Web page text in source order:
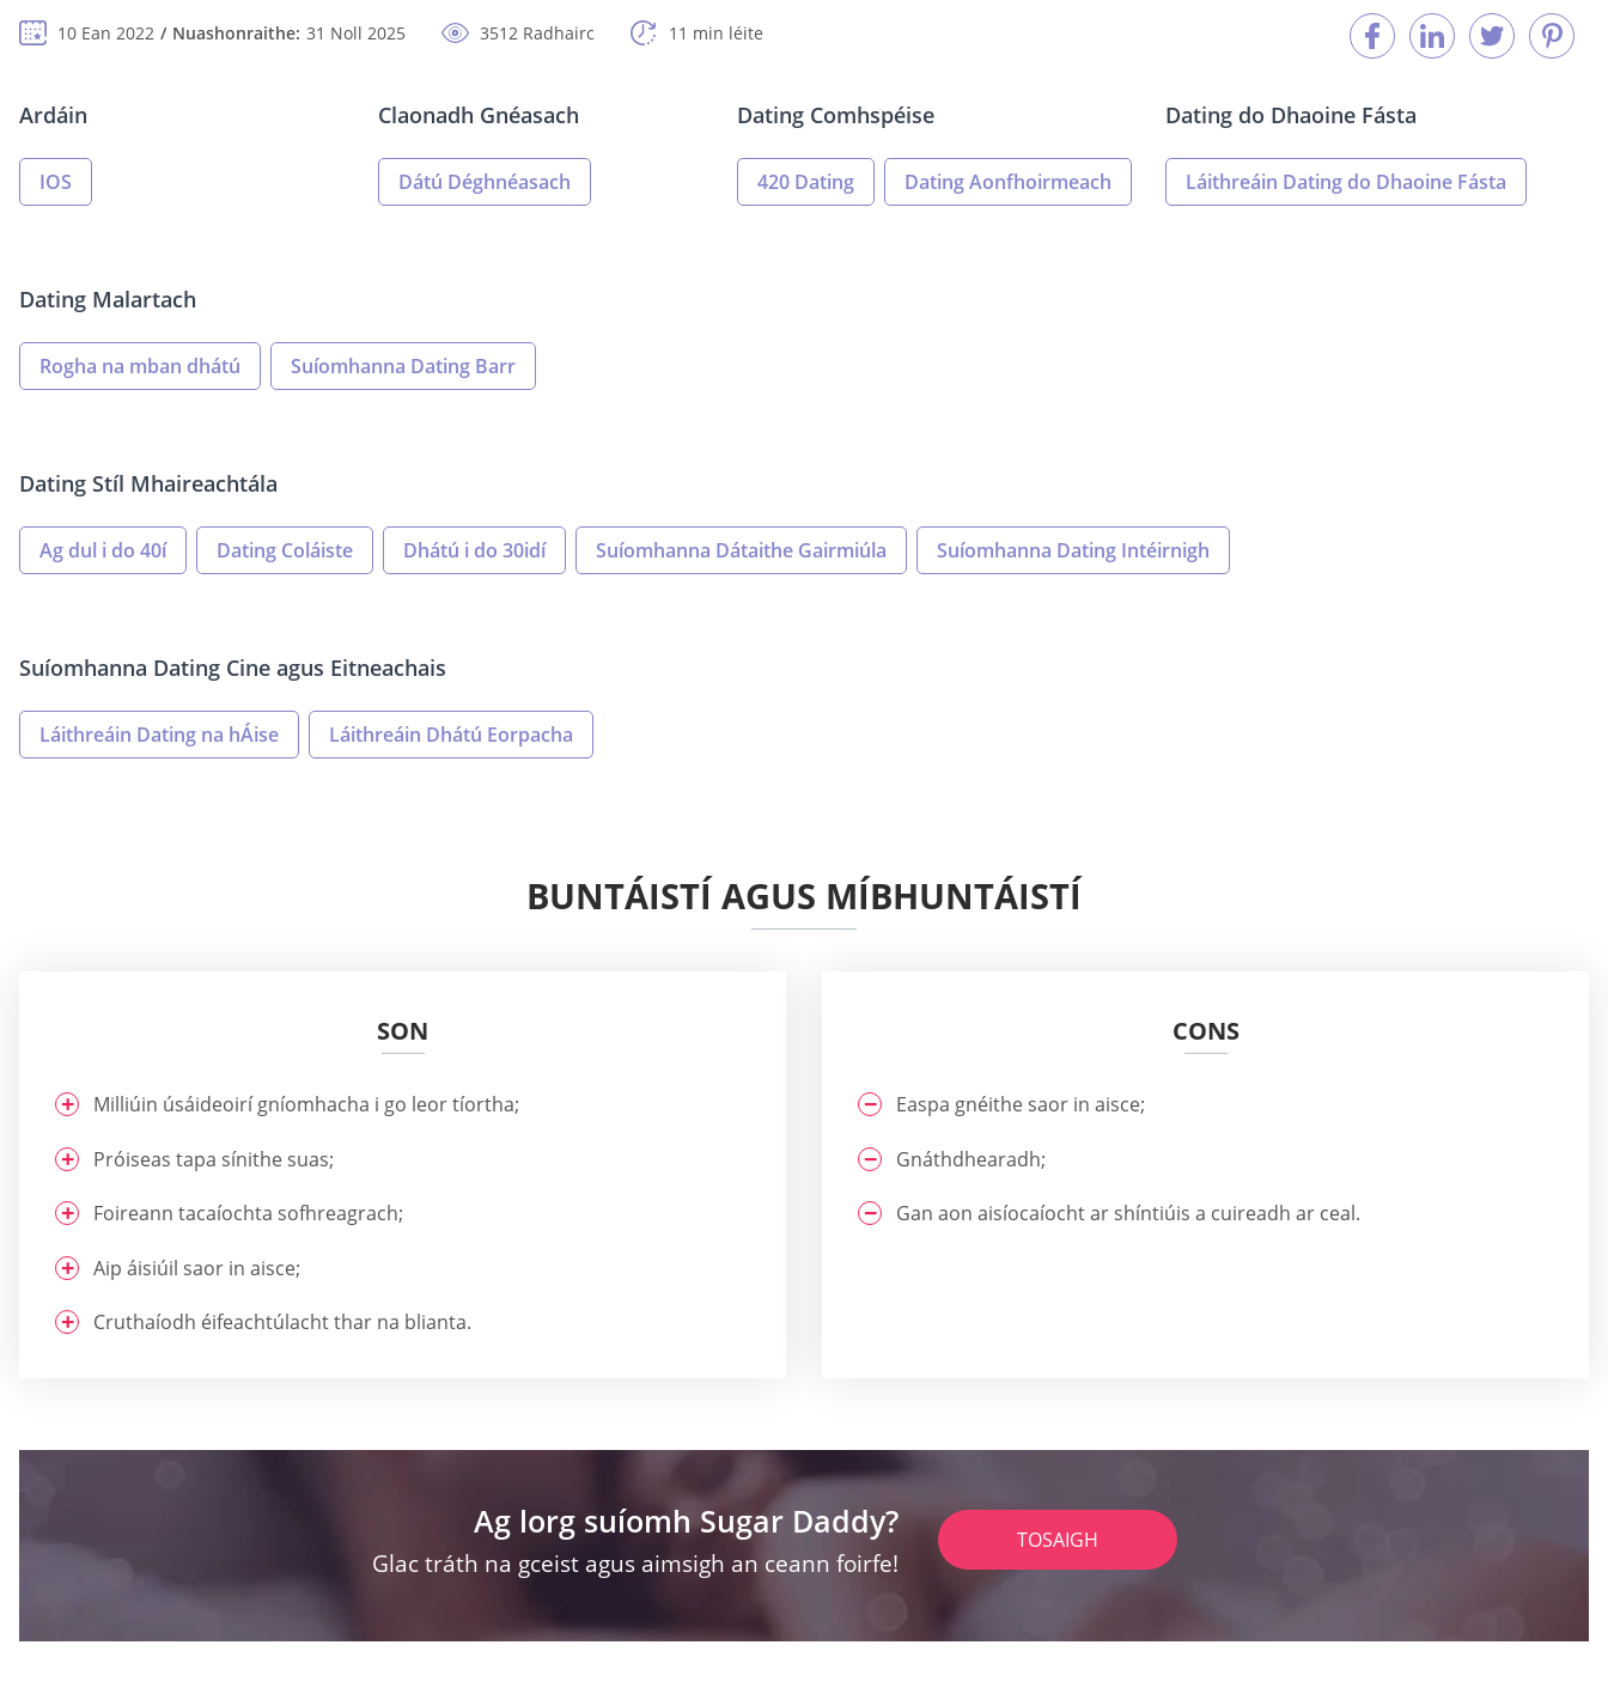
10 Ean 2022 Nuashonraithe: 31 Noll 2025 3512 Radhairc 11 min léite
Ardáin
IOS
Claonadh Gnéasach
Dátú Déghnéasach
Dating Comhspéise
420 Dating Dating Aonfhoirmeach
Dating do Dhaoine Fásta
Láithreáin Dating do Dhaoine Fásta
Dating Malartach
Rogha na mban dhátú Suíomhanna Dating Barr
Dating Stíl Mhaireachtála
Ag dul i do 40í Dating Coláiste Dhátú i do 30idí Suíomhanna Dátaithe Gairmiúla Suíomhanna Dating Intéirnigh
Suíomhanna Dating Cine agus Eitneachais
Láithreáin Dating na hÁise Láithreáin Dhátú Eorpacha
BUNTÁISTÍ AGUS MÍBHUNTÁISTÍ
SON
Milliúin úsáideoirí gníomhacha i go leor tíortha;
Próiseas tapa sínithe suas;
Foireann tacaíochta sofhreagrach;
Aip áisiúil saor in aisce;
Cruthaíodh éifeachtúlacht thar na blianta.
CONS
Easpa gnéithe saor in aisce;
Gnáthdhearadh;
Gan aon aisíocaíocht ar shíntiúis a cuireadh ar ceal.
Ag lorg suíomh Sugar Daddy?
Glac tráth na gceist agus aimsigh an ceann foirfe!
TOSAIGH